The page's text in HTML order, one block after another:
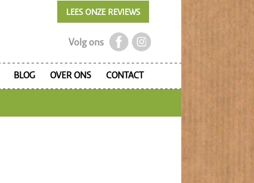
Volg ons
LEES ONZE REVIEWS
BLOG OVER ONS CONTACT